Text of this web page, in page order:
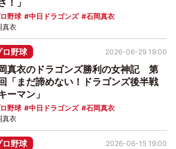
！」
野球 中日ドラゴンズ 石岡真衣
真衣
ロ野球
真衣のドラゴンズ勝利の女神記 第
「まだ諦めない！ドラゴンズ後半戦
ーマン」
野球 中日ドラゴンズ 石岡真衣
2026-06-29 19:00
真衣
ロ野球 2026-06-15 19:00